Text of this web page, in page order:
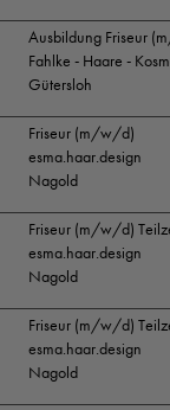
Ausbildung Friseur
Fahlke - Haare -
Gütersloh
Friseur (m/w/d)
esma.haar.design
Nagold
Friseur (m/w/d)
esma.haar.design
Nagold
Friseur (m/w/d)
esma.haar.design
Nagold